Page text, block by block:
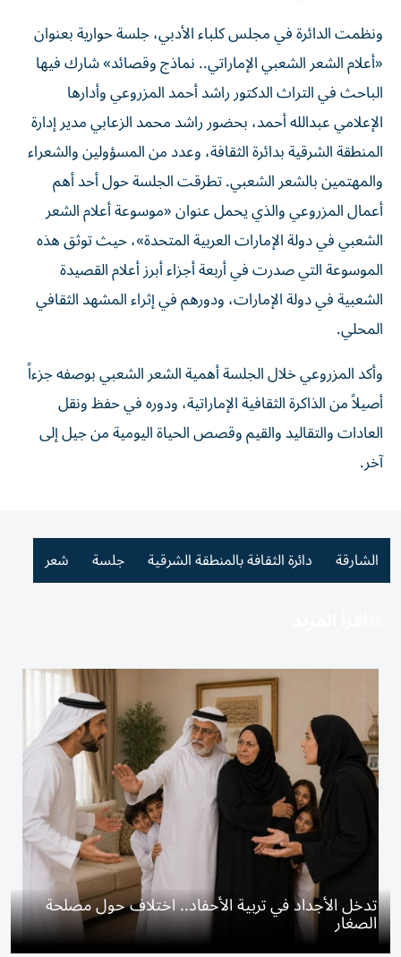
ونظمت الدائرة في مجلس كلباء الأدبي، جلسة حوارية بعنوان
«أعلام الشعر الشعبي الإماراتي.. نماذج وقصائد» شارك فيها
الباحث في التراث الدكتور راشد أحمد المزروعي وأدارها
الإعلامي عبدالله أحمد، بحضور راشد محمد الزعابي مدير إدارة
المنطقة الشرقية بدائرة الثقافة، وعدد من المسؤولين والشعراء
والمهتمين بالشعر الشعبي. تطرقت الجلسة حول أحد أهم
أعمال المزروعي والذي يحمل عنوان «موسوعة أعلام الشعر
الشعبي في دولة الإمارات العربية المتحدة»، حيث توثق هذه
الموسوعة التي صدرت في أربعة أجزاء أبرز أعلام القصيدة
الشعبية في دولة الإمارات، ودورهم في إثراء المشهد الثقافي
المحلي.
وأكد المزروعي خلال الجلسة أهمية الشعر الشعبي بوصفه جزءاً
أصيلاً من الذاكرة الثقافية الإماراتية، ودوره في حفظ ونقل
العادات والتقاليد والقيم وقصص الحياة اليومية من جيل إلى
آخر.
الشارقة دائرة الثقافة بالمنطقة الشرقية جلسة شعر
تدخل الأجداد في تربية الأحفاد.. اختلاف حول مصلحة
الصغار